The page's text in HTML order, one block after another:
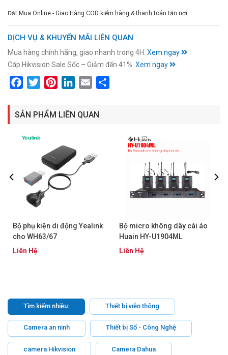
Đặt Mua Online - Giao Hàng COD kiểm hàng & thanh toán tận nơi
DỊCH VỤ & KHUYẾN MÃI LIÊN QUAN
Mua hàng chính hãng, giao nhanh trong 4H. Xem ngay
Cáp Hikvision Sale Sốc – Giảm đến 41%. Xem ngay
FacebookTwitterPinterestLinkedIn
Email
SẢN PHẨM LIÊN QUAN
Bộ phụ kiện di động Yealink
cho WH63/67
Liên Hệ
Bộ micro không dây cài áo
Huain HY-U1904ML
Liên Hệ
Tìm kiếm nhiều: Thiết bị viễn thông
Camera an ninh Thiết bị Số - Công Nghệ
camera Hikvision Camera Dahua